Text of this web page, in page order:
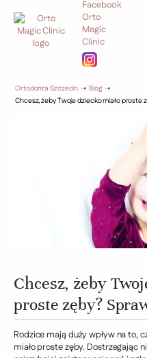
Ortodonta Szczecin ➝ Blog ➝
Chcesz, żeby Twoje dziecko miało proste
Chcesz, żeby
proste zęby?
Rodzice mają duży wpływ na to,
miało proste zęby. Dostrzegając